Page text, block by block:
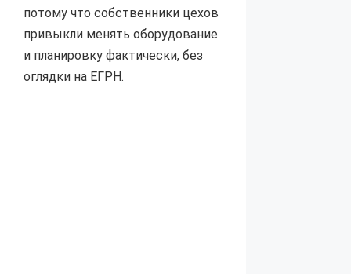
потому что собственники цехов
привыкли менять оборудование
и планировку фактически, без
оглядки на ЕГРН.